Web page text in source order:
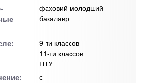
фаховий молодший
бакалавр
9-ти классов
11-ти классов
ПТУ
є